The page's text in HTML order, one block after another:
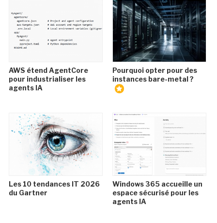
AWS étend AgentCore
pour industrialiser les
agents IA
Pourquoi opter pour des
instances bare-metal ?
Les 10 tendances IT 2026
du Gartner
Windows 365 accueille un
espace sécurisé pour les
agents IA